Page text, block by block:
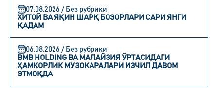
07.08.2026 / Без рубрики
ХИТОЙ ВА ЯҚИН ШАРҚ БОЗОРЛАРИ САРИ ЯНГИ
ҚАДАМ
06.08.2026 / Без рубрики
BMB HOLDING ВА МАЛАЙЗИЯ ЎРТАСИДАГИ
ҲАМКОРЛИК МУЗОКАРАЛАРИ ИЗЧИЛ ДАВОМ
ЭТМОҚДА